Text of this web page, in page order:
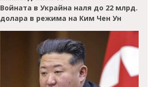
Войната в Украйна наля до 22 млрд.
долара в режима на Ким Чен Ун